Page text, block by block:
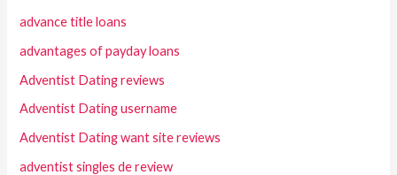
advance title loans
advantages of payday loans
Adventist Dating reviews
Adventist Dating username
Adventist Dating want site reviews
adventist singles de review